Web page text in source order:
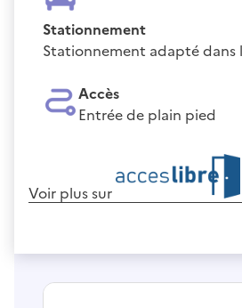
Stationnement
Stationnement adapté dans
Accès
Entrée de plain pied
Voir plus sur